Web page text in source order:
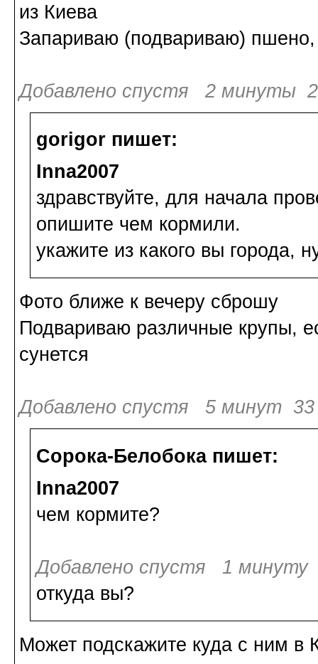
из Киева
Запариваю (подвариваю)
Добавлено спустя 2 минуты
gorigor пишет:
Inna2007
здравствуйте, для начала
опишите чем кормили.
укажите из какого вы города,
Фото ближе к вечеру сброшу
Подвариваю различные крупы,
сунется
Добавлено спустя 5 минут 33
Сорока-Белобока пишет:
Inna2007
чем кормите?
Добавлено спустя 1 минуту
откуда вы?
Может подскажите куда с ним в